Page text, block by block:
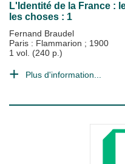
L'Identité de la France :
les choses : 1
Fernand Braudel
Paris : Flammarion ; 1900
1 vol. (240 p.)
Plus d'information...